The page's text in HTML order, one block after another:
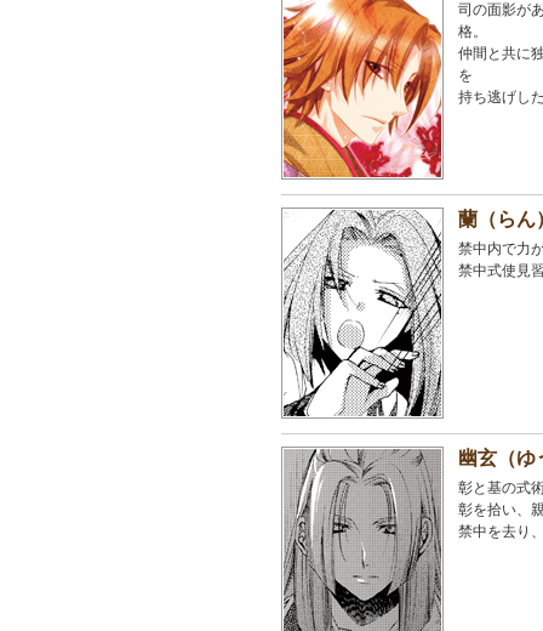
司の面影が
格。
仲間と共に
を
持ち逃げし
蘭（らん
禁中内で力
禁中式使見
幽玄（ゆ
彰と基の式
彰を拾い、
禁中を去り